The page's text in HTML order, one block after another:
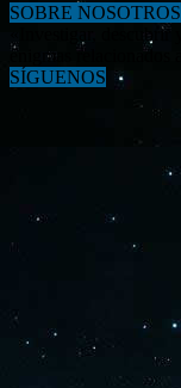
SOBRE NOSOTROS
«Investigar,
enigmas relacionados
SÍGUENOS